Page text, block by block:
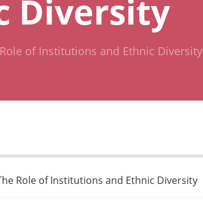
Diversity
of Institutions and Ethnic Diversity
Role of Institutions and Ethnic Diversity